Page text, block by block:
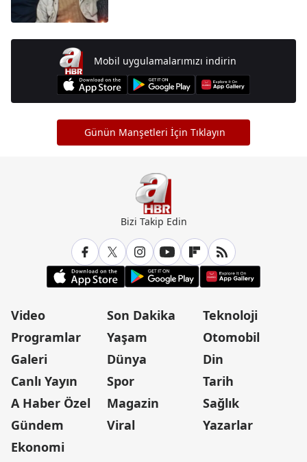
Mobil uygulamalarımızı indirin
Günün Manşetleri İçin Tıklayın
Bizi Takip Edin
Video
Programlar
Galeri
Canlı Yayın
A Haber Özel
Gündem
Ekonomi
Son Dakika
Yaşam
Dünya
Spor
Magazin
Viral
Teknoloji
Otomobil
Din
Tarih
Sağlık
Yazarlar